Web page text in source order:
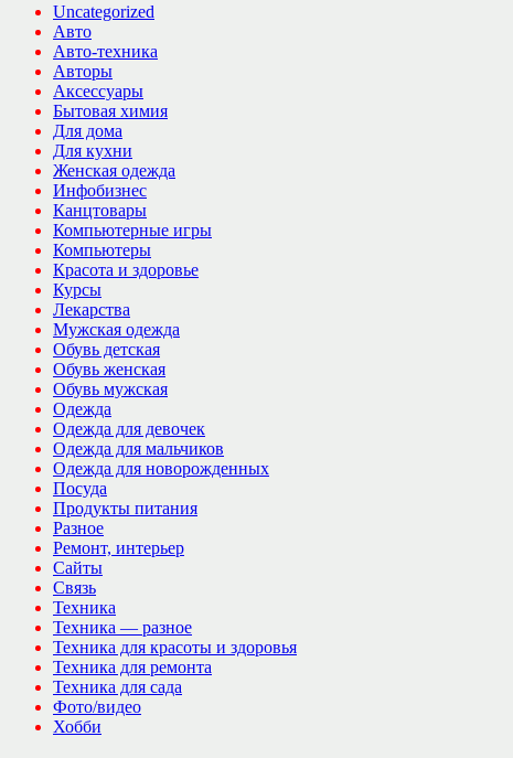
Uncategorized
Авто
Авто-техника
Авторы
Аксессуары
Бытовая химия
Для дома
Для кухни
Женская одежда
Инфобизнес
Канцтовары
Компьютерные игры
Компьютеры
Красота и здоровье
Курсы
Лекарства
Мужская одежда
Обувь детская
Обувь женская
Обувь мужская
Одежда
Одежда для девочек
Одежда для мальчиков
Одежда для новорожденных
Посуда
Продукты питания
Разное
Ремонт, интерьер
Сайты
Связь
Техника
Техника — разное
Техника для красоты и здоровья
Техника для ремонта
Техника для сада
Фото/видео
Хобби